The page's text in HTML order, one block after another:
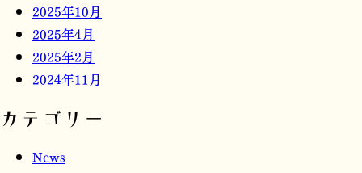
2025年10月
2025年4月
2025年2月
2024年11月
カテゴリー
News